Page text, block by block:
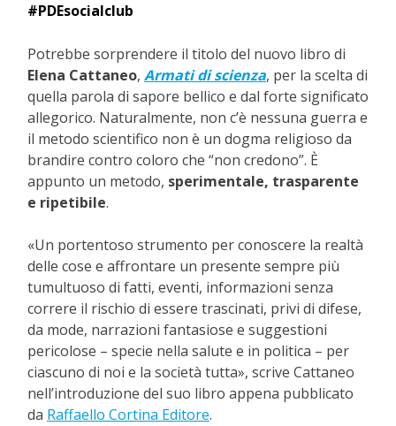
#PDEsocialclub
Potrebbe sorprendere il titolo del nuovo libro di
Elena Cattaneo, Armati di scienza, per la scelta di
quella parola di sapore bellico e dal forte significato
allegorico. Naturalmente, non c’è nessuna guerra e
il metodo scientifico non è un dogma religioso da
brandire contro coloro che “non credono”. È
appunto un metodo, sperimentale, trasparente
e ripetibile.
«Un portentoso strumento per conoscere la realtà
delle cose e affrontare un presente sempre più
tumultuoso di fatti, eventi, informazioni senza
correre il rischio di essere trascinati, privi di difese,
da mode, narrazioni fantasiose e suggestioni
pericolose – specie nella salute e in politica – per
ciascuno di noi e la società tutta», scrive Cattaneo
nell’introduzione del suo libro appena pubblicato
da Raffaello Cortina Editore.